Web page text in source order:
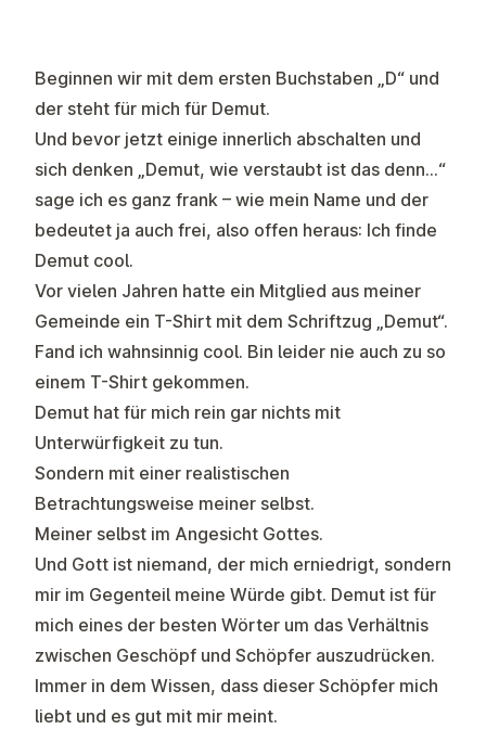
Beginnen wir mit dem ersten Buchstaben „D“ und
der steht für mich für Demut.
Und bevor jetzt einige innerlich abschalten und
sich denken „Demut, wie verstaubt ist das denn…“
sage ich es ganz frank – wie mein Name und der
bedeutet ja auch frei, also offen heraus: Ich finde
Demut cool.
Vor vielen Jahren hatte ein Mitglied aus meiner
Gemeinde ein T-Shirt mit dem Schriftzug „Demut“.
Fand ich wahnsinnig cool. Bin leider nie auch zu so
einem T-Shirt gekommen.
Demut hat für mich rein gar nichts mit
Unterwürfigkeit zu tun.
Sondern mit einer realistischen
Betrachtungsweise meiner selbst.
Meiner selbst im Angesicht Gottes.
Und Gott ist niemand, der mich erniedrigt, sondern
mir im Gegenteil meine Würde gibt. Demut ist für
mich eines der besten Wörter um das Verhältnis
zwischen Geschöpf und Schöpfer auszudrücken.
Immer in dem Wissen, dass dieser Schöpfer mich
liebt und es gut mit mir meint.